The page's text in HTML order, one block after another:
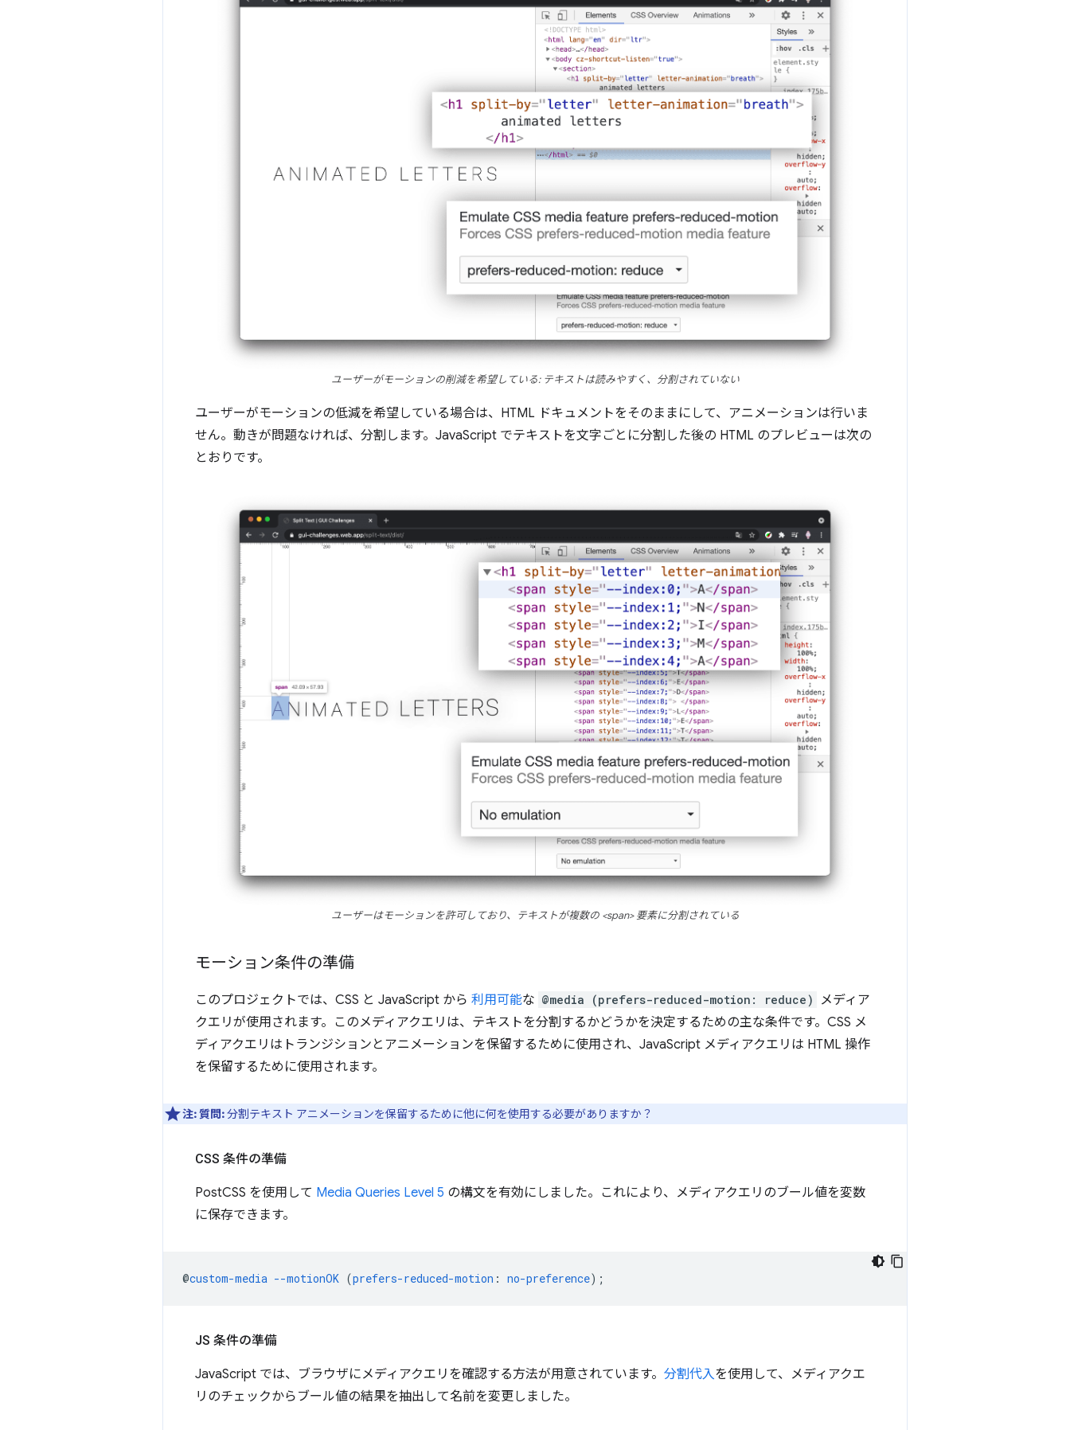
ユーザーがモーションの削減を希望している: テキストは読みやすく、分割されていない
ユーザーがモーションの低減を希望している場合は、HTML ドキュメントをそのままにして、アニメーションは行いま
せん。動きが問題なければ、分割します。JavaScript でテキストを文字ごとに分割した後の HTML のプレビューは次の
とおりです。
ユーザーはモーションを許可しており、テキストが複数の <span> 要素に分割されている
モーション条件の準備
このプロジェクトでは、CSS と JavaScript から 利用可能な @media (prefers-reduced-motion: reduce)
メディア
クエリが使用されます。このメディアクエリは、テキストを分割するかどうかを決定するための主な条件です。CSS メ
ディアクエリはトランジションとアニメーションを保留するために使用され、JavaScript メディアクエリは HTML 操作
を保留するために使用されます。
注:質問:分割テキスト アニメーションを保留するために他に何を使用する必要がありますか？
CSS 条件の準備
PostCSS を使用して Media Queries Level 5 の構文を有効にしました。これにより、メディアクエリのブール値を変数
に保存できます。
@custom-media --motionOK (prefers-reduced-motion : no-preference) ;
JS 条件の準備
JavaScript では、ブラウザにメディアクエリを確認する方法が用意されています。 分割代入を使用して、メディアクエ
リのチェックからブール値の結果を抽出して名前を変更しました。